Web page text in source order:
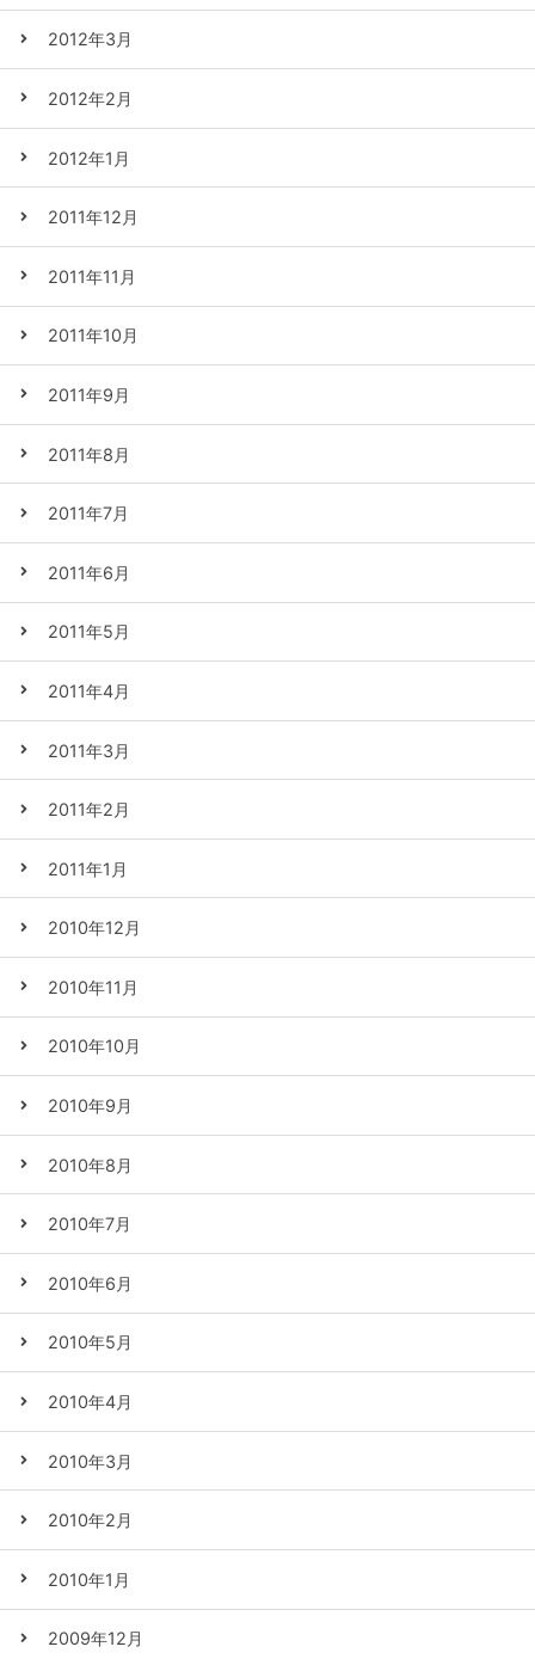
2012年3月
2012年2月
2012年1月
2011年12月
2011年11月
2011年10月
2011年9月
2011年8月
2011年7月
2011年6月
2011年5月
2011年4月
2011年3月
2011年2月
2011年1月
2010年12月
2010年11月
2010年10月
2010年9月
2010年8月
2010年7月
2010年6月
2010年5月
2010年4月
2010年3月
2010年2月
2010年1月
2009年12月